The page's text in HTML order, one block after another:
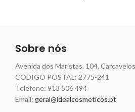
Sobre nós
Avenida dos Maristas, 104,
CÓDIGO POSTAL: 2775-241
Telefone: 913 506 494
Email: geral@idealcosmeticos.pt